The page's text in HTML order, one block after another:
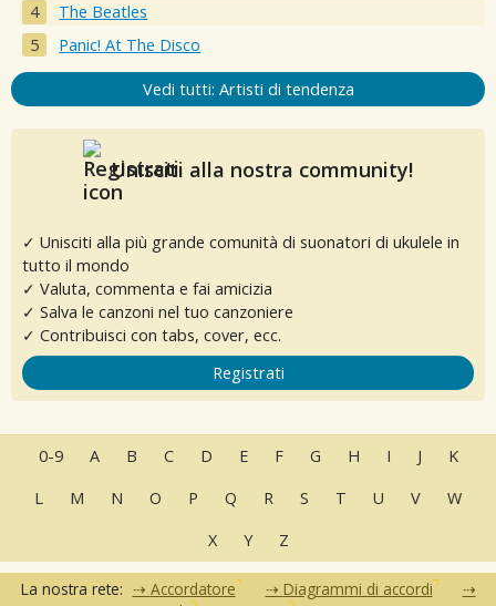
The Beatles
Panic! At The Disco
Vedi tutti: Artisti di tendenza
Unisciti alla nostra community!
✓ Unisciti alla più grande comunità di suonatori di ukulele in
tutto il mondo
✓ Valuta, commenta e fai amicizia
✓ Salva le canzoni nel tuo canzoniere
✓ Contribuisci con tabs, cover, ecc.
Registrati
0-9 A B C D E F G H I J
K
L
M N O P Q R S T U V
W
X
Y Z
La nostra rete: Accordatore
Diagrammi di accordi